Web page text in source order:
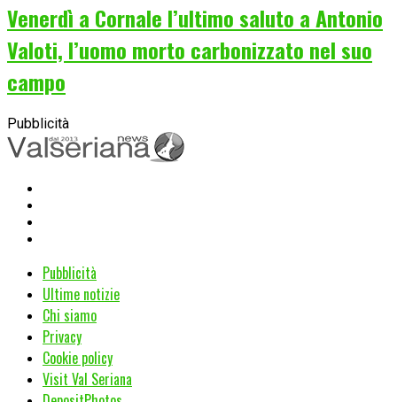
Venerdì a Cornale l’ultimo saluto a Antonio
Valoti, l’uomo morto carbonizzato nel suo
campo
Pubblicità
Pubblicità
Ultime notizie
Chi siamo
Privacy
Cookie policy
Visit Val Seriana